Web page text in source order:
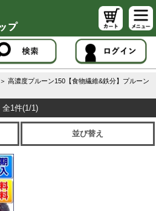
＞ 高濃度プルーン150【食物繊維&鉄分】プルーン
全1件(1/1)
並び替え